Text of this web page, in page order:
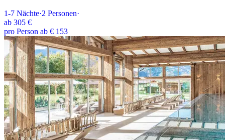
1-7 Nächte·2 Personen·
ab 305 €
pro Person ab € 153